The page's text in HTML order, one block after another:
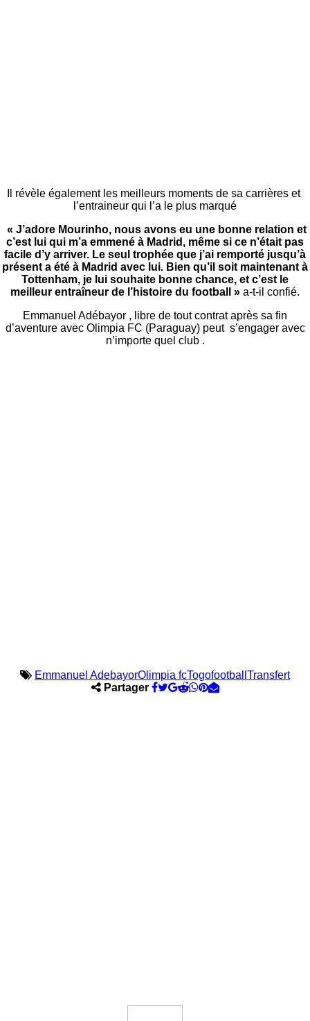
Il révèle également les meilleurs moments de sa carrières et
l’entraineur qui l’a le plus marqué
« J’adore Mourinho, nous avons eu une bonne relation et
c’est lui qui m’a emmené à Madrid, même si ce n’était pas
facile d’y arriver. Le seul trophée que j’ai remporté jusqu’à
présent a été à Madrid avec lui. Bien qu’il soit maintenant à
Tottenham, je lui souhaite bonne chance, et c’est le
meilleur entraîneur de l’histoire du football » a-t-il confié.
Emmanuel Adébayor , libre de tout contrat après sa fin
d’aventure avec Olimpia FC (Paraguay) peut s’engager avec
n’importe quel club .
Emmanuel AdebayorOlimpia fcTogofootball Transfert
Partager